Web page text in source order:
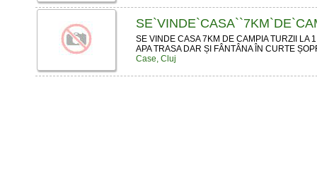
SE VINDE CASA 7KM DE CAMPIA TURZII LA
APA TRASA DAR ȘI FÂNTÂNA ÎN CURTE
Case, Cluj